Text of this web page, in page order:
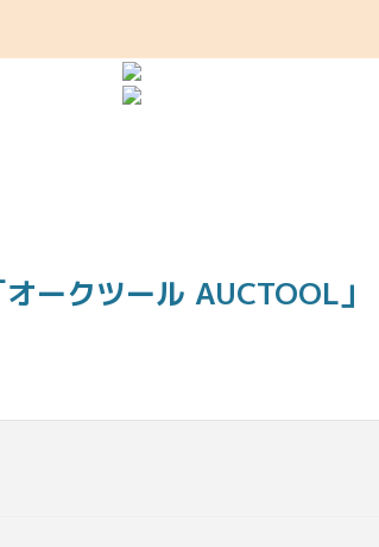
オークツール AUCTOOL」